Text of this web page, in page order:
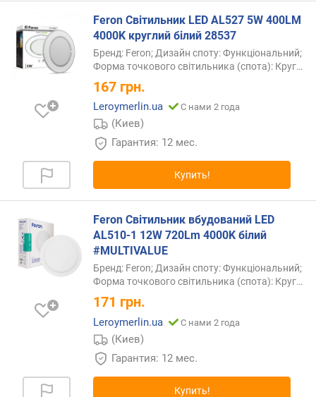
Feron Світильник LED AL527 5W 400LM
4000K круглий білий 28537
Бренд: Feron; Дизайн споту: Функціональний;
Форма точкового світильника (спота): Круг…
167 грн.
Leroymerlin.ua С нами 2 года
(Киев)
Гарантия: 12 мес.
Купить!
Feron Світильник вбудований LED
AL510-1 12W 720Lm 4000K білий
#MULTIVALUE
Бренд: Feron; Дизайн споту: Функціональний;
Форма точкового світильника (спота): Круг…
171 грн.
Leroymerlin.ua С нами 2 года
(Киев)
Гарантия: 12 мес.
Купить!